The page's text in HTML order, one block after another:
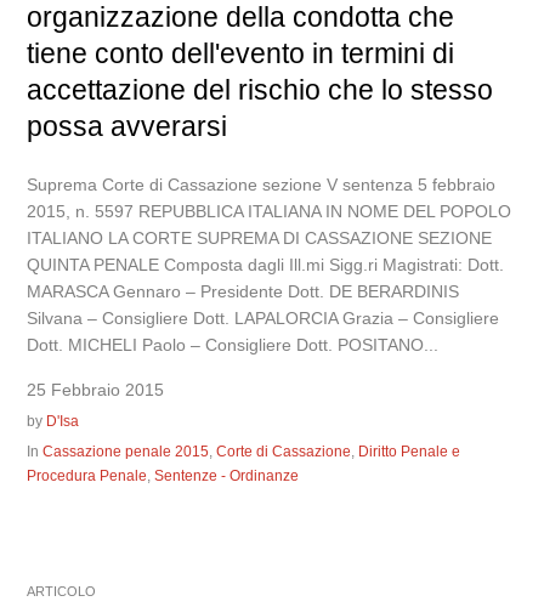
organizzazione della condotta che
tiene conto dell'evento in termini di
accettazione del rischio che lo stesso
possa avverarsi
Suprema Corte di Cassazione sezione V sentenza 5 febbraio
2015, n. 5597 REPUBBLICA ITALIANA IN NOME DEL POPOLO
ITALIANO LA CORTE SUPREMA DI CASSAZIONE SEZIONE
QUINTA PENALE Composta dagli Ill.mi Sigg.ri Magistrati: Dott.
MARASCA Gennaro – Presidente Dott. DE BERARDINIS
Silvana – Consigliere Dott. LAPALORCIA Grazia – Consigliere
Dott. MICHELI Paolo – Consigliere Dott. POSITANO...
25 Febbraio 2015
by D'Isa
InCassazione penale 2015,Corte di Cassazione, Diritto Penale e
Procedura Penale,Sentenze - Ordinanze
ARTICOLO